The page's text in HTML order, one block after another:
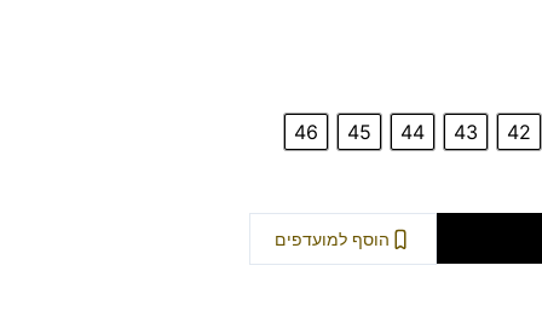
42
43
44
45
46
הוסף למועדפים